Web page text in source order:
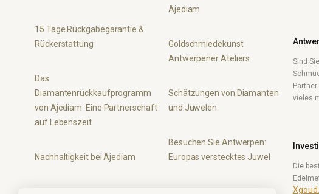
15 Tage Rückgabegarantie &
Rückerstattung
Das
Diamantenrückkaufprogramm
von Ajediam: Eine Partnerschaft
auf Lebenszeit
Nachhaltigkeit bei Ajediam
Ajediam
Goldschmiedekunst
Antwerpener Ateliers
Schätzungen von Diamanten
und Juwelen
Besuchen Sie Antwerpen:
Europas verstecktes Juwel
Sind
vieles
Die